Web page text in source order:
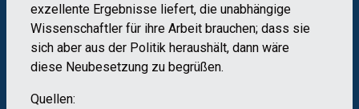
exzellente Ergebnisse liefert, die unabhängige
Wissenschaftler für ihre Arbeit brauchen; dass sie
sich aber aus der Politik heraushält, dann wäre
diese Neubesetzung zu begrüßen.
Quellen: